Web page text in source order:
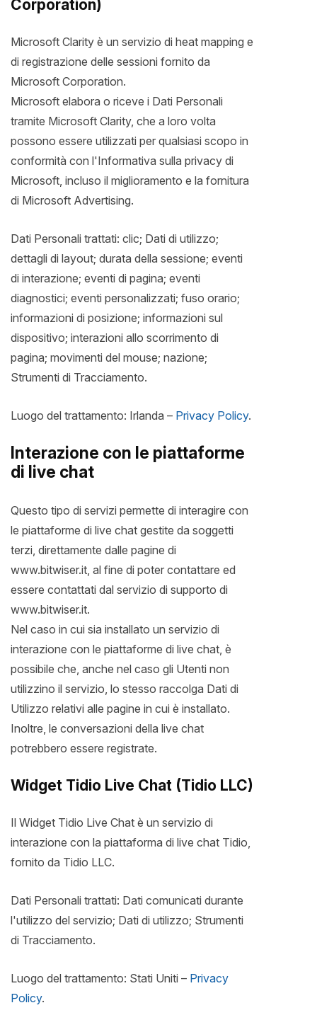
Corporation)
Microsoft Clarity è un servizio di heat mapping e
di registrazione delle sessioni fornito da
Microsoft Corporation.
Microsoft elabora o riceve i Dati Personali
tramite Microsoft Clarity, che a loro volta
possono essere utilizzati per qualsiasi scopo in
conformità con l'Informativa sulla privacy di
Microsoft, incluso il miglioramento e la fornitura
di Microsoft Advertising.
Dati Personali trattati: clic; Dati di utilizzo;
dettagli di layout; durata della sessione; eventi
di interazione; eventi di pagina; eventi
diagnostici; eventi personalizzati; fuso orario;
informazioni di posizione; informazioni sul
dispositivo; interazioni allo scorrimento di
pagina; movimenti del mouse; nazione;
Strumenti di Tracciamento.
Luogo del trattamento: Irlanda – Privacy Policy.
Interazione con le piattaforme
di live chat
Questo tipo di servizi permette di interagire con
le piattaforme di live chat gestite da soggetti
terzi, direttamente dalle pagine di
www.bitwiser.it, al fine di poter contattare ed
essere contattati dal servizio di supporto di
www.bitwiser.it.
Nel caso in cui sia installato un servizio di
interazione con le piattaforme di live chat, è
possibile che, anche nel caso gli Utenti non
utilizzino il servizio, lo stesso raccolga Dati di
Utilizzo relativi alle pagine in cui è installato.
Inoltre, le conversazioni della live chat
potrebbero essere registrate.
Widget Tidio Live Chat (Tidio LLC)
Il Widget Tidio Live Chat è un servizio di
interazione con la piattaforma di live chat Tidio,
fornito da Tidio LLC.
Dati Personali trattati: Dati comunicati durante
l'utilizzo del servizio; Dati di utilizzo; Strumenti
di Tracciamento.
Luogo del trattamento: Stati Uniti – Privacy
Policy.